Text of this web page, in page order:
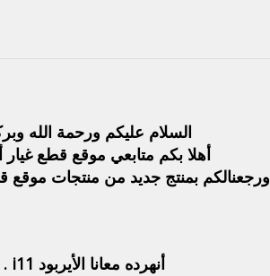
السلام عليكم ورحمة الله
أهلا بكم متابعي موقع قطع غيار
ورجعنالكم بمنتج جديد من منتجات موقع
أنهرده معانا الأيربود i11 .